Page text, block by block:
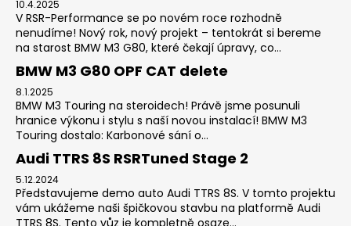
10.4.2025
V RSR-Performance se po novém roce rozhodně
nenudíme! Nový rok, nový projekt – tentokrát si bereme
na starost BMW M3 G80, které čekají úpravy, co...
BMW M3 G80 OPF CAT delete
8.1.2025
BMW M3 Touring na steroidech! Právě jsme posunuli
hranice výkonu i stylu s naší novou instalací! BMW M3
Touring dostalo: Karbonové sání o...
Audi TTRS 8S RSRTuned Stage 2
5.12.2024
Představujeme demo auto Audi TTRS 8S. V tomto projektu
vám ukážeme naši špičkovou stavbu na platformě Audi
TTRS 8S. Tento vůz je kompletně osaze...